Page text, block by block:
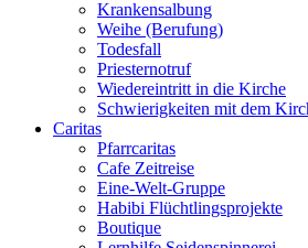
Krankensalbung
Weihe (Berufung)
Todesfall
Priesternotruf
Wiedereintritt in die Kirche
Schwierigkeiten mit dem
Caritas
Pfarrcaritas
Cafe Zeitreise
Eine-Welt-Gruppe
Habibi Flüchtlingsprojekte
Boutique